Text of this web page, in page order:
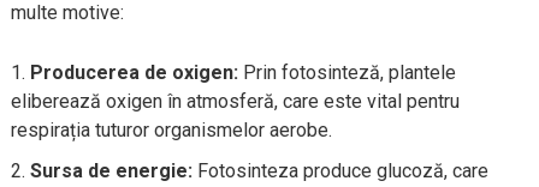
multe motive:
Producerea de oxigen: Prin fotosinteză, plantele
eliberează oxigen în atmosferă, care este vital pentru
respirația tuturor organismelor aerobe.
Sursa de energie: Fotosinteza produce glucoză, care